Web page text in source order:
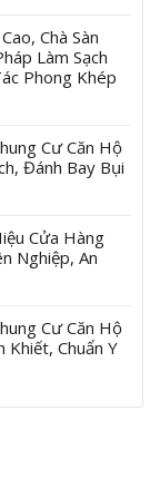
Chà Sàn
Làm Sạch
Phong Khép
Cư Căn Hộ
Đánh Bay Bụi
Cửa Hàng
Nghiệp, An
Cư Căn Hộ
Khiết, Chuẩn Y